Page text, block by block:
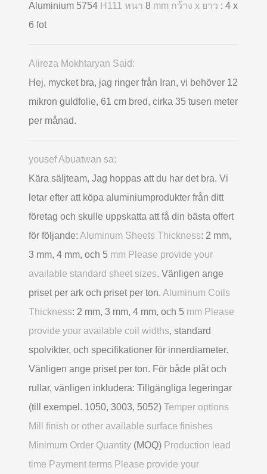
Aluminium 5754 H111 หนา 8 mm กว้าง x ยาว : 4 x
6 fot
Alireza Mokhtaryan Said:
Hej, mycket bra, jag ringer från Iran, vi behöver 12
mikron guldfolie, 61 cm bred, cirka 35 tusen meter
per månad.
yousef Abuatwan sa:
Kära säljteam, Jag hoppas att du har det bra. Vi
letar efter att köpa aluminiumprodukter från ditt
företag och skulle uppskatta att få din bästa offert
för följande: Aluminum Sheets Thickness: 2 mm,
3 mm, 4 mm, och 5 mm Please provide your
available standard sheet sizes. Vänligen ange
priset per ark och priset per ton. Aluminum Coils
Thickness: 2 mm, 3 mm, 4 mm, och 5 mm Please
provide your available coil widths, standard
spolvikter, och specifikationer för innerdiameter.
Vänligen ange priset per ton. För både plåt och
rullar, vänligen inkludera: Tillgängliga legeringar
(till exempel. 1050, 3003, 5052)
Temper options
Mill finish or other available surface finishes
Minimum Order Quantity (MOQ) Production lead
time Payment terms Please provide your